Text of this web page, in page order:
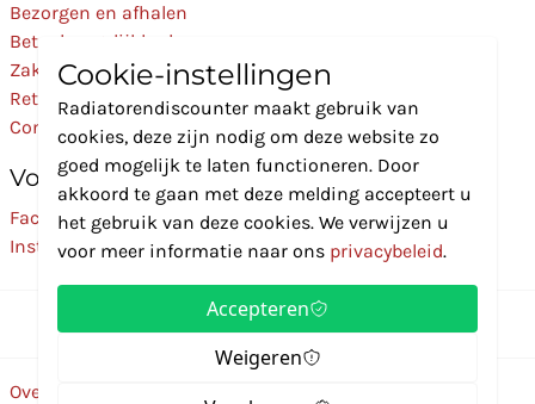
Bezorgen en afhalen
Betaalmogelijkheden
Zakelijk
Retourneren
Contact
Volg Ons
Facebook
Instagram
Over ons
Cookie-instellingen
Radiatorendiscounter maakt gebruik van
cookies, deze zijn nodig om deze website zo
goed mogelijk te laten functioneren. Door
akkoord te gaan met deze melding accepteert u
het gebruik van deze cookies. We verwijzen u
voor meer informatie naar ons privacybeleid.
Accepteren
Weigeren